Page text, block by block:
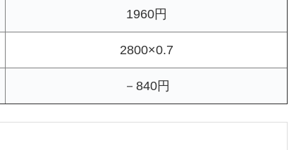
1960円
2800×0.7
－840円